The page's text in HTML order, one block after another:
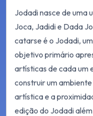
Jodadi nasce de uma
Joca, Jadidi e Dada
catarse é o Jodadi,
objetivo primário
artísticas de cada um
construir um
artística e a
edição do Jodadi